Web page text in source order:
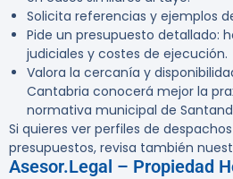
Solicita referencias y ejemplos
Pide un presupuesto detallado:
judiciales y costes de ejecución.
Valora la cercanía y
Cantabria conocerá mejor la
normativa municipal de
Si quieres ver perfiles de
presupuestos, revisa también
Asesor.Legal – Propiedad